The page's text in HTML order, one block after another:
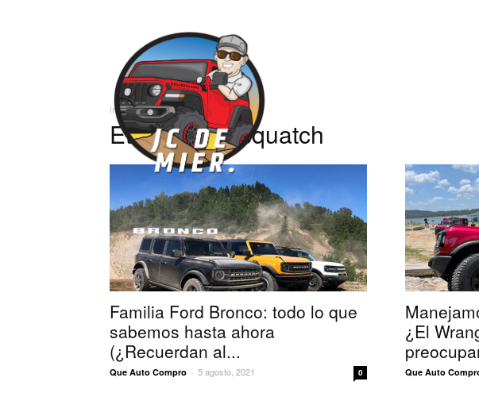
Carlos
Inicio Etiquetas Sasquatch
Etiqueta: Sasquatch
Familia Ford Bronco: todo lo que
sabemos hasta ahora
(¿Recuerdan al...
Que Auto Compro - 5 agosto, 2021 0
¿El
Que Auto